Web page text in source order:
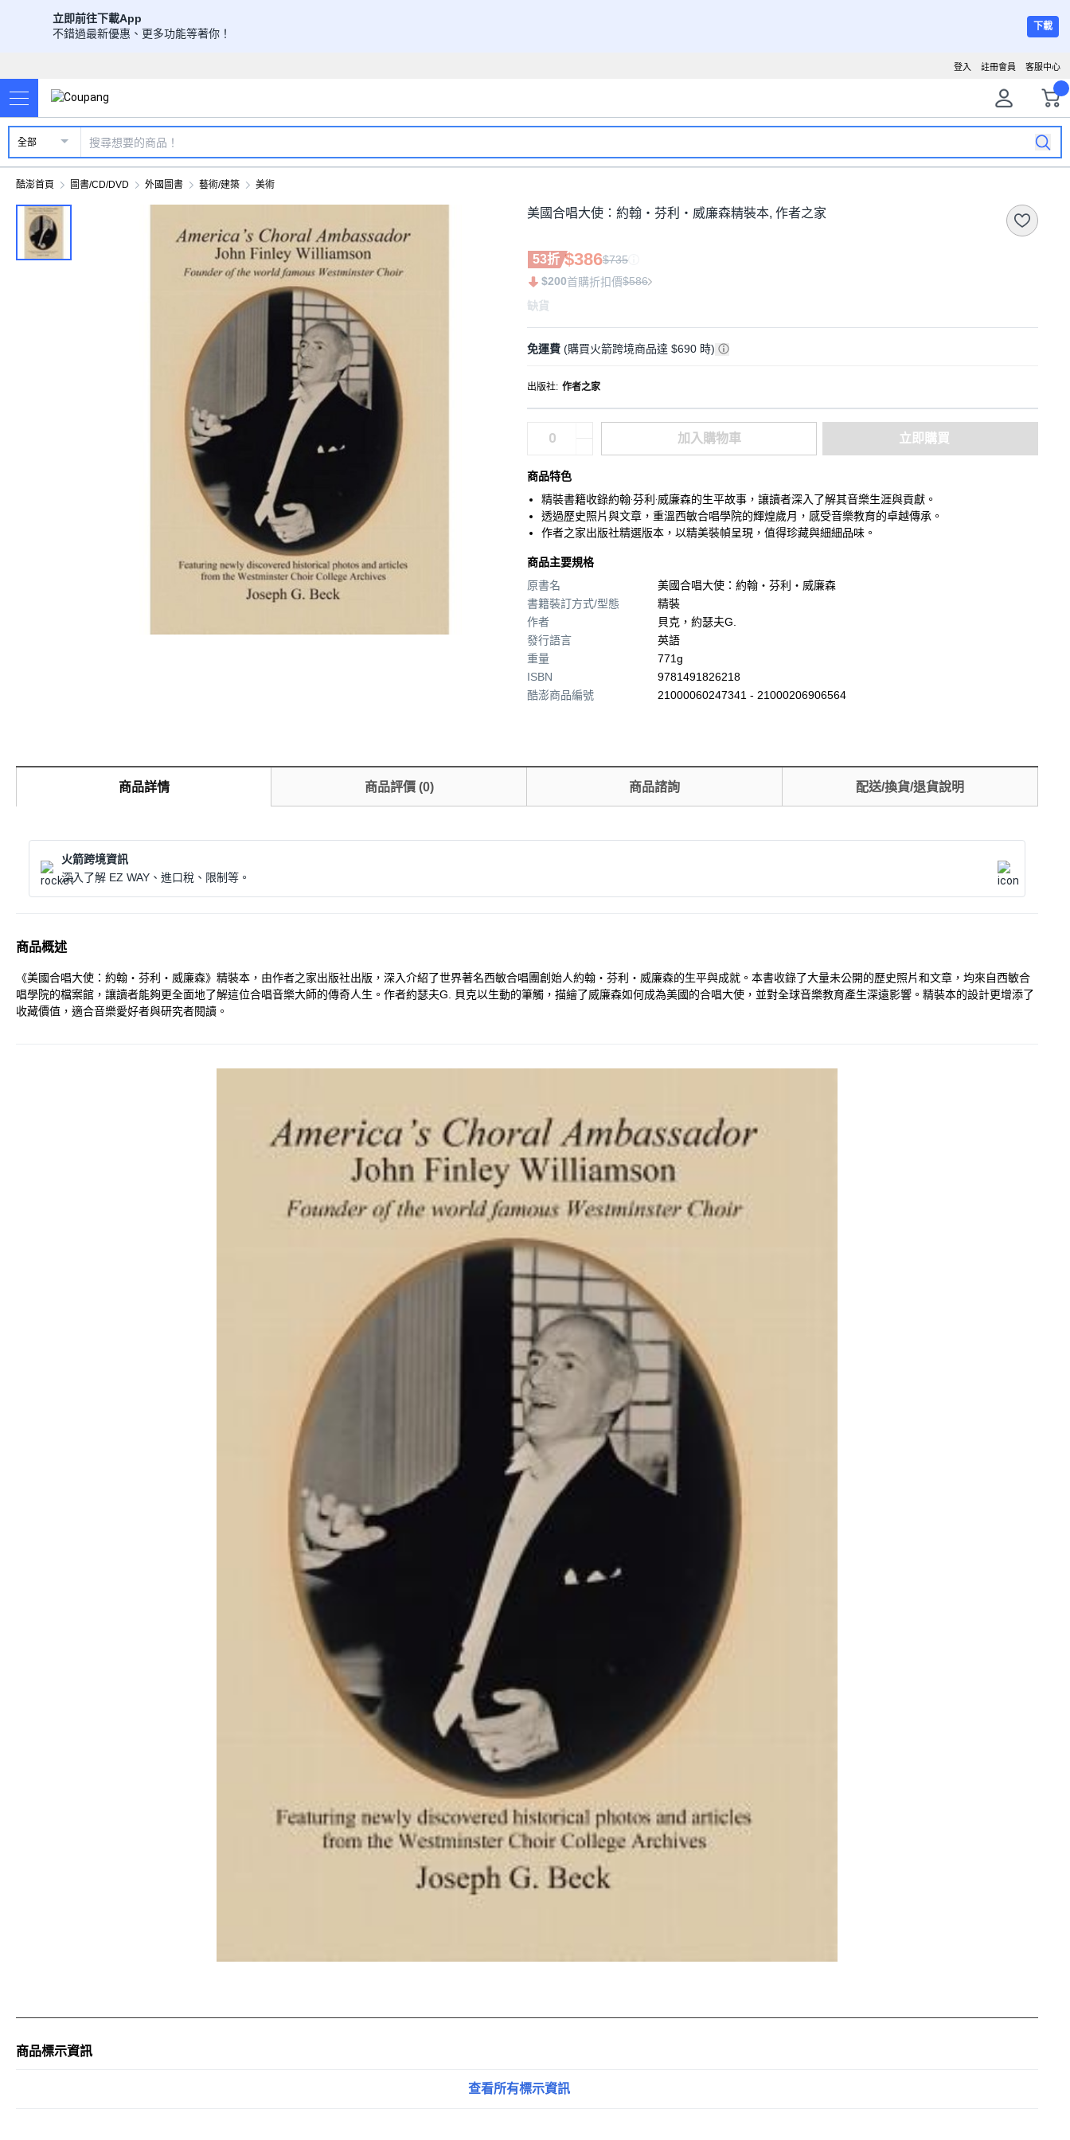
立即前往下載App
不錯過最新優惠、更多功能等著你！
下載
客服中心
註冊會員
登入
全部
酷澎首頁 圖書/CD/DVD 外國圖書 藝術/建築 美術
美國合唱大使：約翰‧芬利‧威廉森精裝本, 作者之家
53折 $386$735
$200首購折扣價$586
缺貨
免運費 (購買火箭跨境商品達 $690 時)
出版社: 作者之家
加入購物車 立即購買
商品特色
精裝書籍收錄約翰‧芬利‧威廉森的生平故事，讓讀者深入了解其音樂生涯與貢獻。
透過歷史照片與文章，重溫西敏合唱學院的輝煌歲月，感受音樂教育的卓越傳承。
作者之家出版社精選版本，以精美裝幀呈現，值得珍藏與細細品味。
商品主要規格
原書名
美國合唱大使：約翰‧芬利‧威廉森
書籍裝訂方式/型態
精裝
作者
貝克，約瑟夫G.
發行語言
英語
重量
771g
ISBN
9781491826218
酷澎商品編號
21000060247341 - 21000206906564
商品詳情 商品評價(0) 商品諮詢 配送/換貨/退貨說明
火箭跨境資訊
深入了解 EZ WAY、進口稅、限制等。
商品概述
《美國合唱大使：約翰‧芬利‧威廉森》精裝本，由作者之家出版社出版，深入介紹了世界著名西敏合唱團創始人約翰‧芬利‧威廉森的生平與成就。本書收錄了大量未公開的歷史照片和文章，均來自西敏合
唱學院的檔案館，讓讀者能夠更全面地了解這位合唱音樂大師的傳奇人生。作者約瑟夫G. 貝克以生動的筆觸，描繪了威廉森如何成為美國的合唱大使，並對全球音樂教育產生深遠影響。精裝本的設計更增添了
收藏價值，適合音樂愛好者與研究者閱讀。
商品標示資訊
查看所有標示資訊